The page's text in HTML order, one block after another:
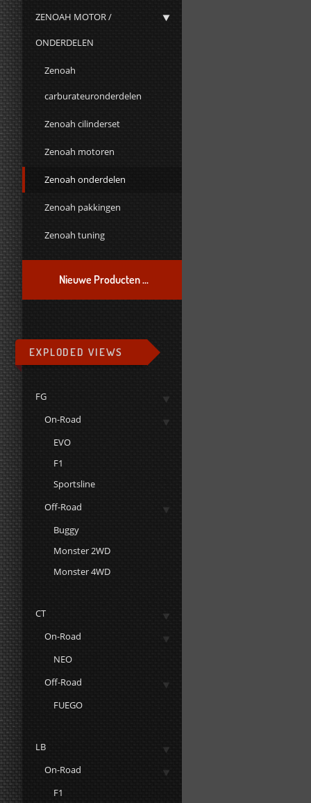
ZENOAH MOTOR /
ONDERDELEN
Zenoah
carburateuronderdelen
Zenoah cilinderset
Zenoah motoren
Zenoah onderdelen
Zenoah pakkingen
Zenoah tuning
Nieuwe Producten ...
EXPLODED VIEWS
FG
On-Road
EVO
F1
Sportsline
Off-Road
Buggy
Monster 2WD
Monster 4WD
CT
On-Road
NEO
Off-Road
FUEGO
LB
On-Road
F1